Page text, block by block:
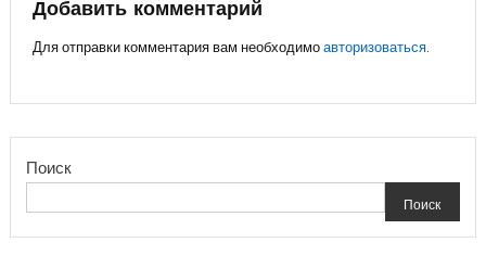
записям
Добавить комментарий
Для отправки комментария вам необходимоавторизоваться.
Поиск
Поиск